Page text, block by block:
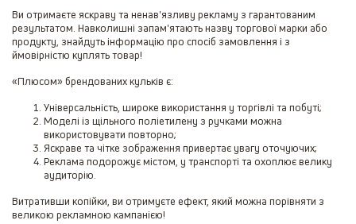
Ви отримаєте яскраву та ненав'язливу рекламу з гарантованим
результатом. Навколишні запам'ятають назву торгової марки або
продукту, знайдуть інформацію про спосіб замовлення і з
ймовірністю куплять товар!
«Плюсом» брендованих кульків є:
Універсальність, широке використання у торгівлі та побуті;
Моделі із щільного поліетилену з ручками можна
використовувати повторно;
Яскраве та чітке зображення привертає увагу оточуючих;
Реклама подорожує містом, у транспорті та охоплює велику
аудиторію.
Витративши копійки, ви отримуєте ефект, який можна порівняти з
великою рекламною кампанією!